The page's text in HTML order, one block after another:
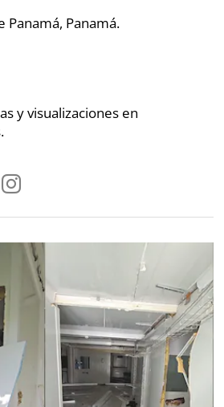
Panamá, Panamá.
y visualizaciones en